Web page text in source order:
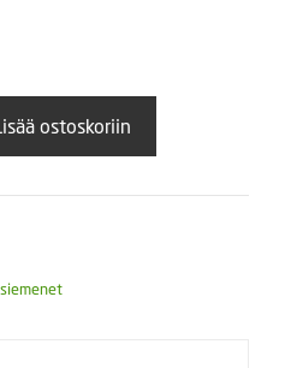
ostoskoriin